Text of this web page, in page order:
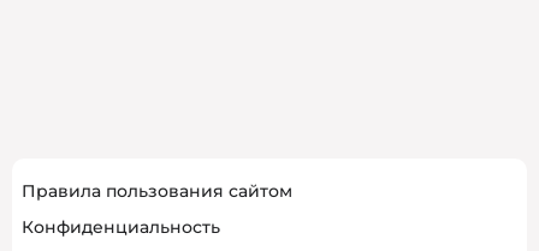
Правила пользования сайтом
Конфиденциальность